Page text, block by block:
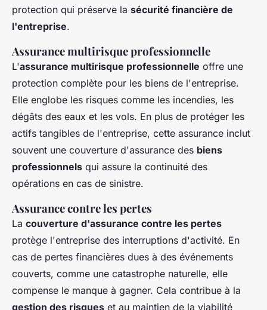
protection qui préserve la sécurité financière de
l'entreprise.
Assurance multirisque professionnelle
L'assurance multirisque professionnelle offre une
protection complète pour les biens de l'entreprise.
Elle englobe les risques comme les incendies, les
dégâts des eaux et les vols. En plus de protéger les
actifs tangibles de l'entreprise, cette assurance inclut
souvent une couverture d'assurance des biens
professionnels qui assure la continuité des
opérations en cas de sinistre.
Assurance contre les pertes
La couverture d'assurance contre les pertes
protège l'entreprise des interruptions d'activité. En
cas de pertes financières dues à des événements
couverts, comme une catastrophe naturelle, elle
compense le manque à gagner. Cela contribue à la
gestion des risques et au maintien de la viabilité